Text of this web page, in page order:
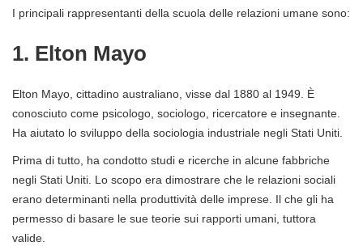
I principali rappresentanti della scuola delle relazioni umane sono:
1. Elton Mayo
Elton Mayo, cittadino australiano, visse dal 1880 al 1949. È
conosciuto come psicologo, sociologo, ricercatore e insegnante.
Ha aiutato lo sviluppo della sociologia industriale negli Stati Uniti.
Prima di tutto, ha condotto studi e ricerche in alcune fabbriche
negli Stati Uniti. Lo scopo era dimostrare che le relazioni sociali
erano determinanti nella produttività delle imprese. Il che gli ha
permesso di basare le sue teorie sui rapporti umani, tuttora
valide.